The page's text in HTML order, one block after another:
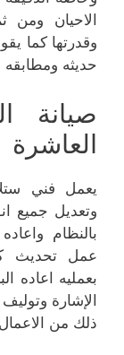
الاحيان ومن
وقدرتها كما
حديثه ومطابقه
صيانة
العاشرة
يعمل فني
وتعديل جميع
بالنظام
عمل تحديث
بعمليه اعاده
الإشارة
ذلك من الاعمال